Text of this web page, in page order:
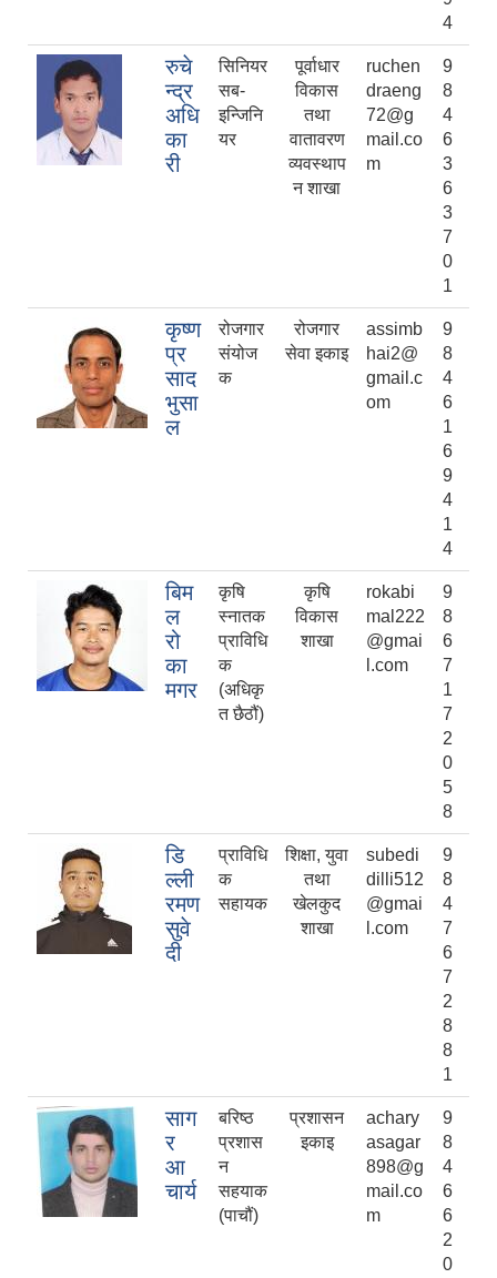
4
रुचे
न्द्र
अधि
का
री
सिनियर
सब-
इन्जिनि
यर
पूर्वाधार
विकास
तथा
वातावरण
व्यवस्थाप
न शाखा
ruchen
draeng
72@g
mail.co
m
9
8
4
6
3
6
3
7
0
1
कृष्ण
प्र
साद
भुसा
ल
रोजगार
संयोज
क
रोजगार
सेवा इकाइ
assimb
hai2@
gmail.c
om
9
8
4
6
1
6
9
4
1
4
बिम
ल
रो
का
मगर
कृषि
स्नातक
प्राविधि
क
(अधिकृ
त छैठौं)
कृषि
विकास
शाखा
rokabi
mal222
@gmai
l.com
9
8
6
7
1
7
2
0
5
8
डि
ल्ली
रमण
सुवे
दी
प्राविधि
क
सहायक
शिक्षा, युवा
तथा
खेलकुद
शाखा
subedi
dilli512
@gmai
l.com
9
8
4
7
6
7
2
8
8
1
साग
र
आ
चार्य
बरिष्ठ
प्रशास
न
सहयाक
(पाचौं)
प्रशासन
इकाइ
achary
asagar
898@g
mail.co
m
9
8
4
6
6
2
0